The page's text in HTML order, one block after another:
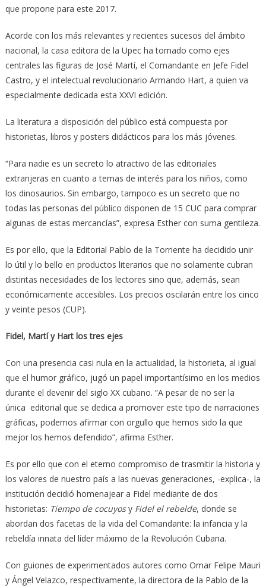
que propone para este 2017.
Acorde con los más relevantes y recientes sucesos del ámbito
nacional, la casa editora de la Upec ha tomado como ejes
centrales las figuras de José Martí, el Comandante en Jefe Fidel
Castro, y el intelectual revolucionario Armando Hart, a quien va
especialmente dedicada esta XXVI edición.
La literatura a disposición del público está compuesta por
historietas, libros y posters didácticos para los más jóvenes.
“Para nadie es un secreto lo atractivo de las editoriales
extranjeras en cuanto a temas de interés para los niños, como
los dinosaurios. Sin embargo, tampoco es un secreto que no
todas las personas del público disponen de 15 CUC para comprar
algunas de estas mercancías”, expresa Esther con suma gentileza.
Es por ello, que la Editorial Pablo de la Torriente ha decidido unir
lo útil y lo bello en productos literarios que no solamente cubran
distintas necesidades de los lectores sino que, además, sean
económicamente accesibles. Los precios oscilarán entre los cinco
y veinte pesos (CUP).
Fidel, Martí y Hart los tres ejes
Con una presencia casi nula en la actualidad, la historieta, al igual
que el humor gráfico, jugó un papel importantísimo en los medios
durante el devenir del siglo XX cubano. “A pesar de no ser la
única editorial que se dedica a promover este tipo de narraciones
gráficas, podemos afirmar con orgullo que hemos sido la que
mejor los hemos defendido”, afirma Esther.
Es por ello que con el eterno compromiso de trasmitir la historia y
los valores de nuestro país a las nuevas generaciones, -explica-, la
institución decidió homenajear a Fidel mediante de dos
historietas: Tiempo de cocuyosy Fidel el rebelde, donde se
abordan dos facetas de la vida del Comandante: la infancia y la
rebeldía innata del líder máximo de la Revolución Cubana.
Con guiones de experimentados autores como Omar Felipe Mauri
y Ángel Velazco, respectivamente, la directora de la Pablo de la